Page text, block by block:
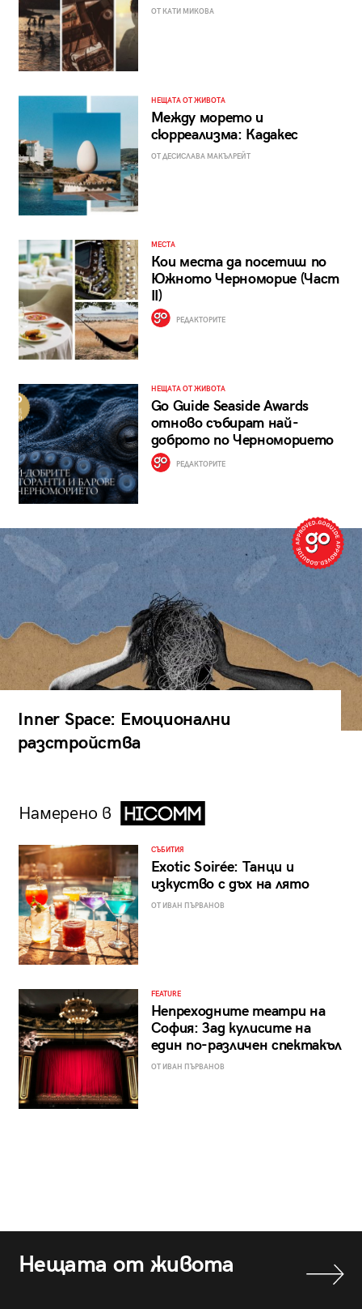
ОТ КАТИ МИКОВА
НЕЩАТА ОТ ЖИВОТА
Между морето и
сюрреализма: Кадакес
ОТ ДЕСИСЛАВА МАКЪЛРЕЙТ
МЕСТА
Кои места да посетиш по
Южното Черноморие (Част
II)
РЕДАКТОРИТЕ
НЕЩАТА ОТ ЖИВОТА
Go Guide Seaside Awards
отново събират най-
доброто по Черноморието
РЕДАКТОРИТЕ
Inner Space: Емоционални
разстройства
Намерено в
СЪБИТИЯ
Exotic Soirée: Танци и
изкуство с дъх на лято
ОТ ИВАН ПЪРВАНОВ
FEATURE
Непреходните театри на
София: Зад кулисите на
един по-различен спектакъл
ОТ ИВАН ПЪРВАНОВ
Нещата от живота